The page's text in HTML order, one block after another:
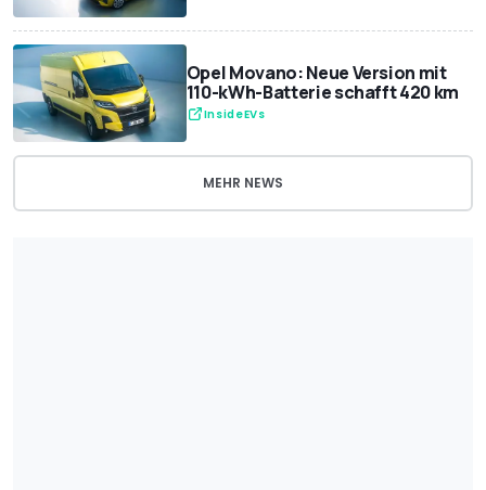
Opel Movano: Neue Version mit
110-kWh-Batterie schafft 420 km
InsideEVs
MEHR NEWS